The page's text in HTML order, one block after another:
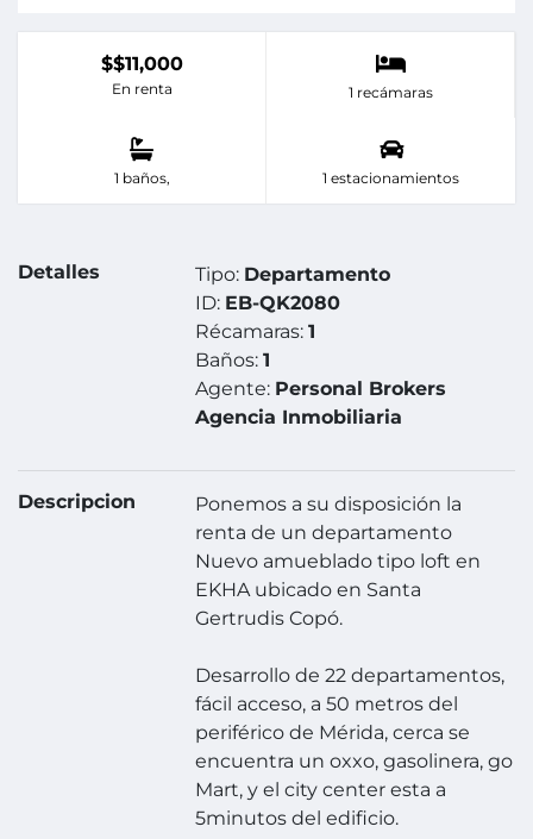
$$11,000
En renta 1 recámaras
1 baños, 1 estacionamientos
Detalles Tipo: Departamento
ID: EB-QK2080
Récamaras:1
Baños:1
Agente: Personal Brokers
Agencia Inmobiliaria
Descripcion
Ponemos a su disposición la
renta de un departamento
Nuevo amueblado tipo loft en
EKHA ubicado en Santa
Gertrudis Copó.
Desarrollo de 22 departamentos,
fácil acceso, a 50 metros del
periférico de Mérida, cerca se
encuentra un oxxo, gasolinera, go
Mart, y el city center esta a
5minutos del edificio.